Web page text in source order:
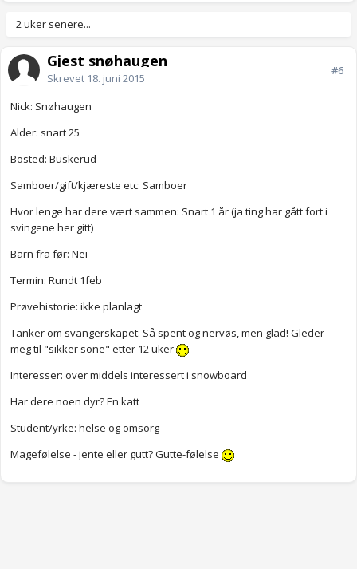
2 uker senere...
Gjest snøhaugen
Skrevet 18. juni 2015
#6
Nick: Snøhaugen
Alder: snart 25
Bosted: Buskerud
Samboer/gift/kjæreste etc: Samboer
Hvor lenge har dere vært sammen: Snart 1 år (ja ting har gått fort i
svingene her gitt)
Barn fra før: Nei
Termin: Rundt 1feb
Prøvehistorie: ikke planlagt
Tanker om svangerskapet: Så spent og nervøs, men glad! Gleder
meg til "sikker sone" etter 12 uker
Interesser: over middels interessert i snowboard
Har dere noen dyr? En katt
Student/yrke: helse og omsorg
Magefølelse - jente eller gutt? Gutte-følelse